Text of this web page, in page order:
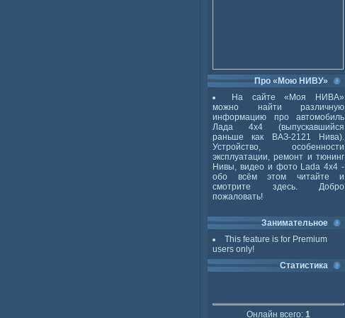
Про «Мою НИВУ»
На сайте «Моя НИВА»
можно найти различную
информацию про автомобиль
Лада 4x4 (выпускавшийся
раньше как ВАЗ-2121 Нива).
Устройство, особенности
эксплуатации, ремонт и тюнинг
Нивы, видео и фото Lada 4x4 -
обо всём этом читайте и
смотрите здесь. Добро
пожаловать!
Занимательное
This feature is for Premium
users only!
Статистика
Онлайн всего: 1